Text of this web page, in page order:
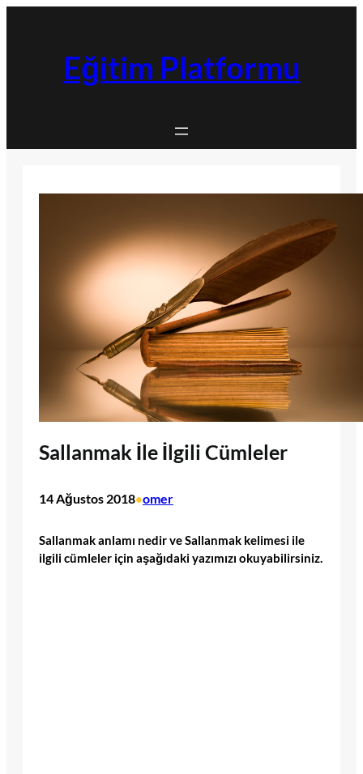
Eğitim Platformu
Sallanmak İle İlgili Cümleler
14 Ağustos 2018•omer
Sallanmak anlamı nedir ve Sallanmak kelimesi ile
ilgili cümleler için aşağıdaki yazımızı okuyabilirsiniz.